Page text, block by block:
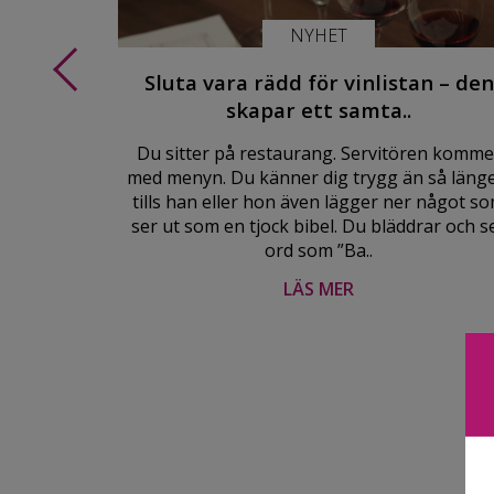
NYHET
Sluta vara rädd för vinlistan – den
skapar ett samta..
Du sitter på restaurang. Servitören
med menyn. Du känner dig trygg än så
tills han eller hon även lägger ner något
ser ut som en tjock bibel. Du bläddrar och
ord som ”Ba..
LÄS MER